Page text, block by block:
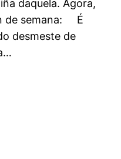
daquela. Agora,
de semana: É
desmeste de